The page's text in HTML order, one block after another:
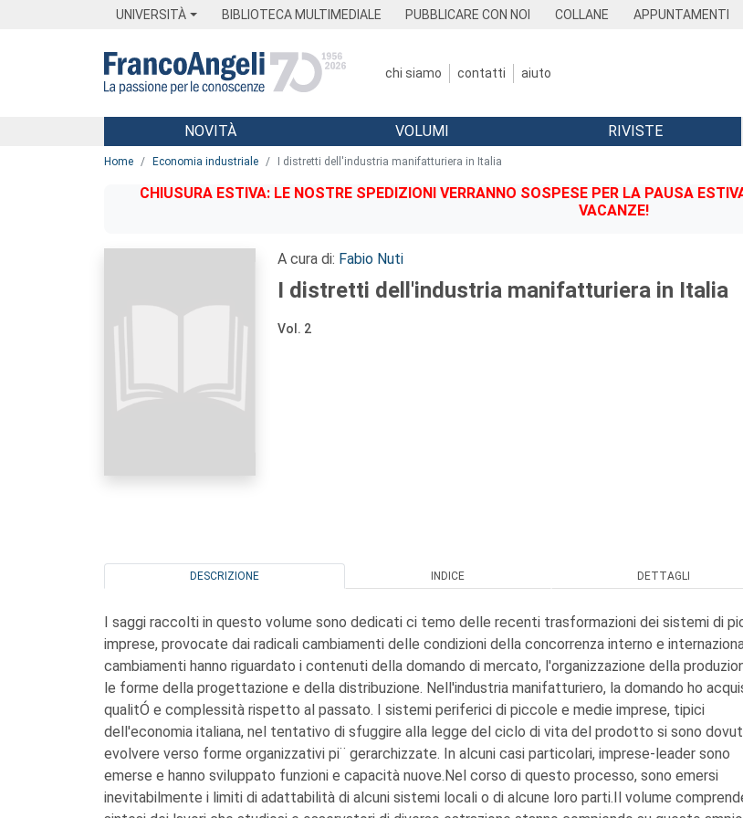
UNIVERSITÀ BIBLIOTECA MULTIMEDIALE PUBBLICARE CON NOI COLLANE APPUNTAMENTI
chi siamo contatti aiuto
Menu
NOVITÀ VOLUMI RIVISTE
Home Economia industriale I distretti dell'industria manifatturiera in Italia
CHIUSURA ESTIVA: LE NOSTRE SPEDIZIONI VERRANNO SOSPESE PER LA PAUSA
VACANZE!
A cura di: Fabio Nuti
I distretti dell'industria manifatturiera in Italia
Vol. 2
DESCRIZIONE INDICE DETTAGLI
I saggi raccolti in questo volume sono dedicati ci temo delle recenti trasformazioni dei sistemi di
imprese, provocate dai radicali cambiamenti delle condizioni della concorrenza interno e
cambiamenti hanno riguardato i contenuti della domando di mercato, l'organizzazione della
le forme della progettazione e della distribuzione. Nell'industria manifatturiero, la domando ho
qualitÓ e complessità rispetto al passato. I sistemi periferici di piccole e medie imprese, tipici
dell'economia italiana, nel tentativo di sfuggire alla legge del ciclo di vita del prodotto si sono
evolvere verso forme organizzativi pi¨ gerarchizzate. In alcuni casi particolari, imprese-leader sono
emerse e hanno sviluppato funzioni e capacità nuove.Nel corso di questo processo, sono emersi
inevitabilmente i limiti di adattabilità di alcuni sistemi locali o di alcune loro parti.Il volume